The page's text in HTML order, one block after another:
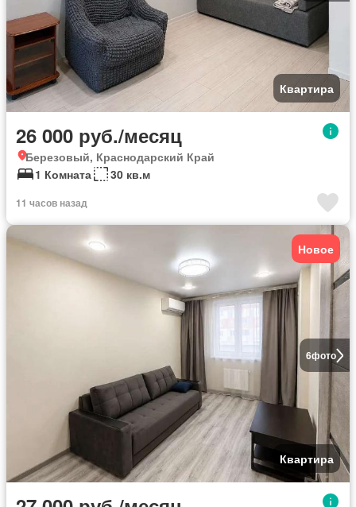
Квартира
26 000 руб./месяц
Березовый, Краснодарский Край
1 Комната
30 кв.м
11 часов назад
6фото
Новое
Квартира